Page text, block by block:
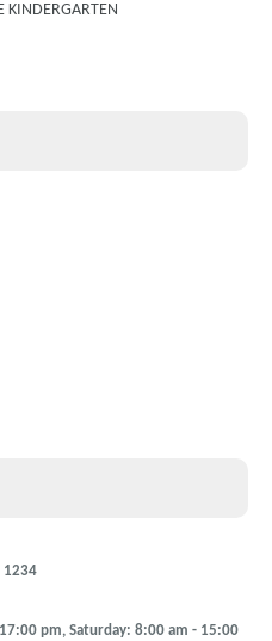
KINDERGARTEN
1234
pm, Saturday: 8:00 am - 15:00